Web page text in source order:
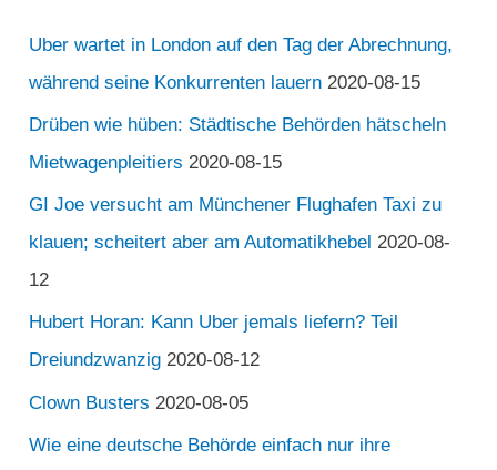
Uber wartet in London auf den Tag der Abrechnung,
während seine Konkurrenten lauern 2020-08-15
Drüben wie hüben: Städtische Behörden hätscheln
Mietwagenpleitiers 2020-08-15
GI Joe versucht am Münchener Flughafen Taxi zu
klauen; scheitert aber am Automatikhebel 2020-08-
12
Hubert Horan: Kann Uber jemals liefern? Teil
Dreiundzwanzig 2020-08-12
Clown Busters 2020-08-05
Wie eine deutsche Behörde einfach nur ihre